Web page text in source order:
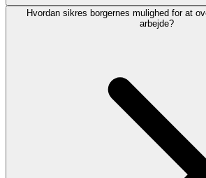
Hvordan sikres borgernes mulighed for at
arbejde?